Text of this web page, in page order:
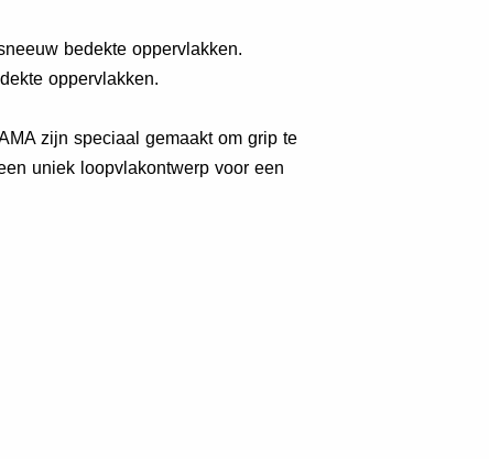
bedekte oppervlakken.
oppervlakken.
zijn speciaal gemaakt om grip te
uniek loopvlakontwerp voor een